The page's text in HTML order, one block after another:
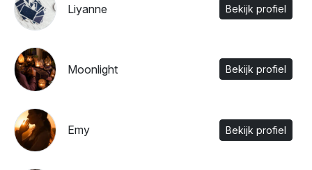
Liyanne Bekijk profiel
Moonlight Bekijk profiel
Emy Bekijk profiel